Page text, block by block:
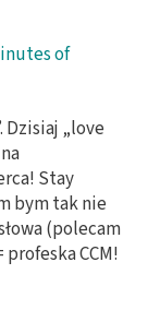
of
Dzisiaj „love
Stay
bym tak nie
(polecam
CCM!